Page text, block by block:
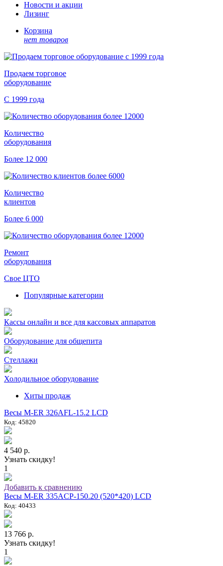
Новости и акции
Лизинг
Корзина
нет товаров
Продаем торговое
оборудование
С 1999 года
Количество
оборудования
Более 12 000
Количество
клиентов
Более 6 000
Ремонт
оборудования
Свое ЦТО
Популярные категории
Кассы онлайн и все для кассовых аппаратов
Оборудование для общепита
Стеллажи
Холодильное оборудование
Хиты продаж
Весы M-ER 326AFL-15.2 LCD
Код: 45820
4 540 р.
Узнать скидку!
1
Добавить к сравнению
Весы M-ER 335ACP-150.20 (520*420) LCD
Код: 40433
13 766 р.
Узнать скидку!
1